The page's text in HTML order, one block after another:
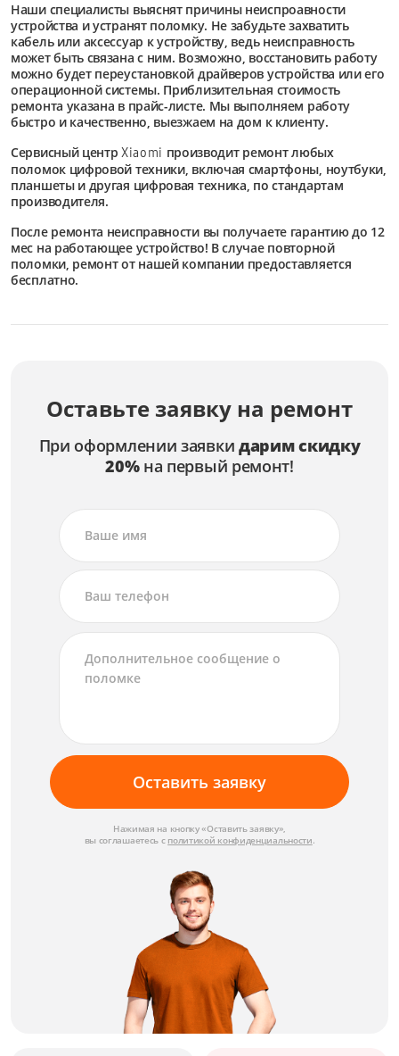
Наши специалисты выяснят причины неиспроавности
устройства и устранят поломку. Не забудьте захватить
кабель или аксессуар к устройству, ведь неисправность
может быть связана с ним. Возможно, восстановить работу
можно будет переустановкой драйверов устройства или его
операционной системы. Приблизительная стоимость
ремонта указана в прайс-листе. Мы выполняем работу
быстро и качественно, выезжаем на дом к клиенту.
Сервисный центрXiaomi производит ремонт любых
поломок цифровой техники, включая смартфоны, ноутбуки,
планшеты и другая цифровая техника, по стандартам
производителя.
После ремонта неисправности вы получаете гарантию до 12
мес на работающее устройство! В случае повторной
поломки, ремонт от нашей компании предоставляется
бесплатно.
Оставьте заявку на ремонт
При оформлении заявки дарим скидку
20%на первый ремонт!
Оставить заявку
Нажимая на кнопку «Оставить заявку»,
вы соглашаетесь с политикой конфиденциальности.